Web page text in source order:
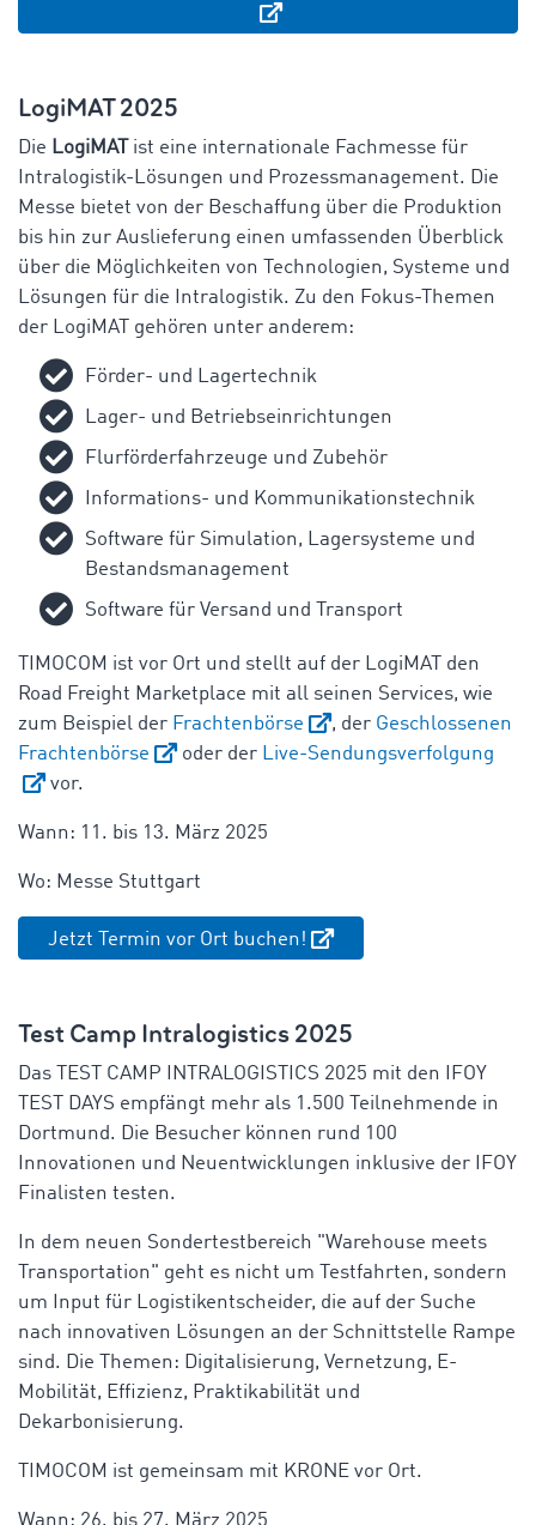
LogiMAT 2025
Die LogiMAT
ist eine internationale Fachmesse für
Intralogistik-Lösungen und Prozessmanagement. Die
Messe bietet von der Beschaffung über die Produktion
bis hin zur Auslieferung einen umfassenden Überblick
über die Möglichkeiten von Technologien, Systeme und
Lösungen für die Intralogistik. Zu den Fokus-Themen
der LogiMAT gehören unter anderem:
Förder- und Lagertechnik
Lager- und Betriebseinrichtungen
Flurförderfahrzeuge und Zubehör
Informations- und Kommunikationstechnik
Software für Simulation, Lagersysteme und
Bestandsmanagement
Software für Versand und Transport
TIMOCOM ist vor Ort und stellt auf der LogiMAT den
Road Freight Marketplace mit all seinen Services, wie
zum Beispiel der Frachtenbörse , der Geschlossenen
Frachtenbörse
oder der Live-Sendungsverfolgung
vor.
Wann: 11. bis 13. März 2025
Wo: Messe Stuttgart
Jetzt Termin vor Ort buchen!
Test Camp Intralogistics 2025
Das TEST CAMP INTRALOGISTICS 2025 mit den IFOY
TEST DAYS empfängt mehr als 1.500 Teilnehmende in
Dortmund. Die Besucher können rund 100
Innovationen und Neuentwicklungen inklusive der IFOY
Finalisten testen.
In dem neuen Sondertestbereich "Warehouse meets
Transportation" geht es nicht um Testfahrten, sondern
um Input für Logistikentscheider, die auf der Suche
nach innovativen Lösungen an der Schnittstelle Rampe
sind. Die Themen: Digitalisierung, Vernetzung, E-
Mobilität, Effizienz, Praktikabilität und
Dekarbonisierung.
TIMOCOM ist gemeinsam mit KRONE vor Ort.
Wann: 26. bis 27. März 2025